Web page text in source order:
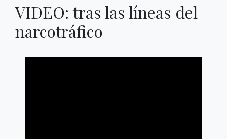
VIDEO: tras las líneas del
narcotráfico